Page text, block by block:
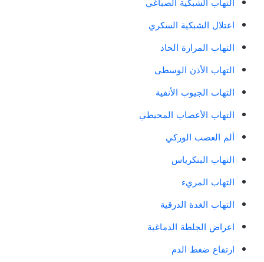
اعتلال الشبكية السكري
التهاب المرارة الحاد
التهاب الأذن الوسطى
التهاب الجيوب الأنفية
التهاب الأعصاب المحيطي
ألم العصب الوركي
التهاب البنكرياس
التهاب المريء
التهاب الغدة الدرقية
اعراض الجلطة الدماغية
ارتفاع ضغط الدم